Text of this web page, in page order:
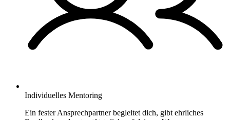
Individuelles Mentoring
Ein fester Ansprechpartner begleitet dich, gibt ehrliches